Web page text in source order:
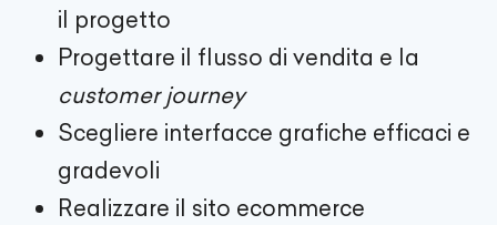
il progetto
Progettare il flusso di vendita e la
customer journey
Scegliere interfacce grafiche efficaci e
gradevoli
Realizzare il sito ecommerce